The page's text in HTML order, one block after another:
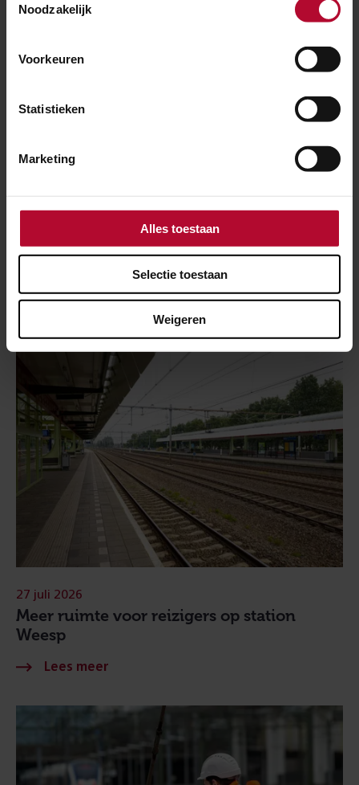
Noodzakelijk
Voorkeuren
Statistieken
Marketing
Alles toestaan
Selectie toestaan
Weigeren
Elf dagen hinder voor reizigers tussen
Utrecht en ’s-Hertogenbosch
30 juli 2026
Meer ruimte voor reizigers op station
Weesp
27 juli 2026